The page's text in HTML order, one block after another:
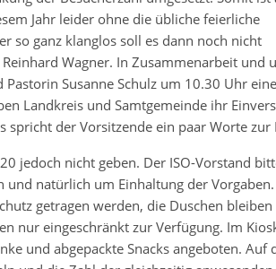
Jahr leider ohne die übliche feierliche
so ganz klanglos soll es dann noch nicht
Wagner. In Zusammenarbeit und
Susanne Schulz um 10.30 Uhr
Landkreis und Samtgemeinde ihr
spricht der Vorsitzende ein paar Worte zur
jedoch nicht geben. Der ISO-Vorstand
natürlich um Einhaltung der
getragen werden, die Duschen
nur eingeschränkt zur Verfügung. Im
und abgepackte Snacks angeboten. Auf